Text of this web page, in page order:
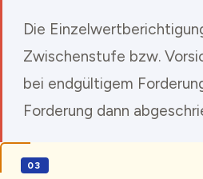
Die
Zwischenstufe bzw.
bei endgültigem
Forderung dann